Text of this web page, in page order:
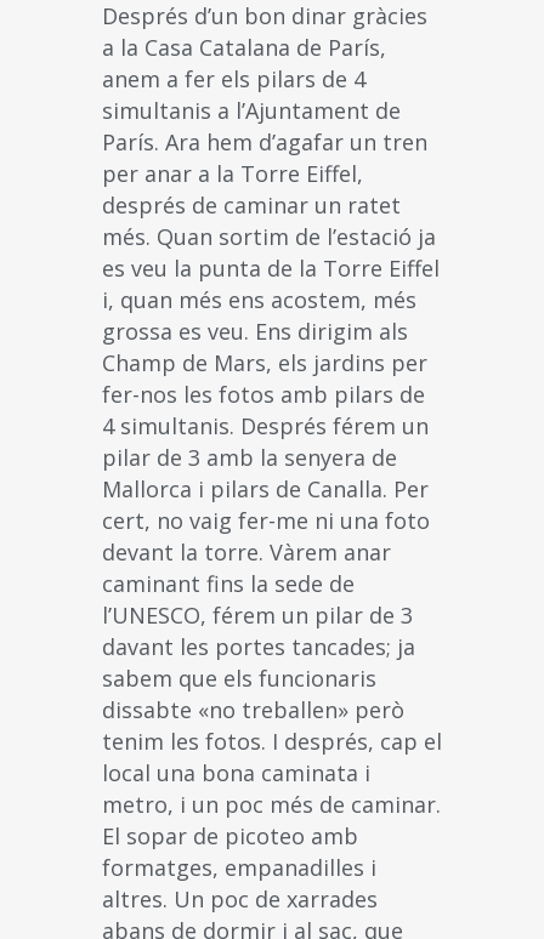
Després d’un bon dinar gràcies
a la Casa Catalana de París,
anem a fer els pilars de 4
simultanis a l’Ajuntament de
París. Ara hem d’agafar un tren
per anar a la Torre Eiffel,
després de caminar un ratet
més. Quan sortim de l’estació ja
es veu la punta de la Torre Eiffel
i, quan més ens acostem, més
grossa es veu. Ens dirigim als
Champ de Mars, els jardins per
fer-nos les fotos amb pilars de
4 simultanis. Després férem un
pilar de 3 amb la senyera de
Mallorca i pilars de Canalla. Per
cert, no vaig fer-me ni una foto
devant la torre. Vàrem anar
caminant fins la sede de
l’UNESCO, férem un pilar de 3
davant les portes tancades; ja
sabem que els funcionaris
dissabte «no treballen» però
tenim les fotos. I després, cap el
local una bona caminata i
metro, i un poc més de caminar.
El sopar de picoteo amb
formatges, empanadilles i
altres. Un poc de xarrades
abans de dormir i al sac, que